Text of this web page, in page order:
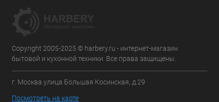
Copyright 2005-2025 © harbery.ru - интернет-магазин
бытовой и кухонной техники. Все права защищены.
г. Москва улица Большая Косинская, д.29
Посмотреть на карте